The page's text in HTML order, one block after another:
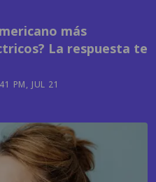
más
La respuesta te
PM, JUL 21